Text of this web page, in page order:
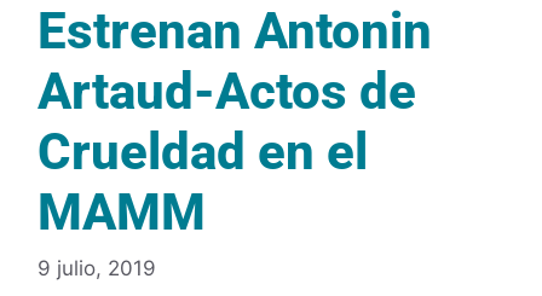
Estrenan Antonin
Artaud-Actos de
Crueldad en el
MAMM
9 julio, 2019